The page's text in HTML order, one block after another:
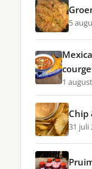
5
1
Chip
31 juli